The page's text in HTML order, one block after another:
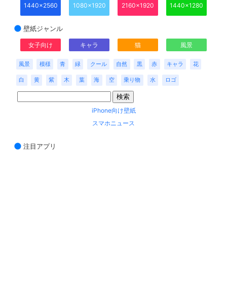
1440x2560
1080x1920
2160x1920
1440x1280
壁紙ジャンル
女子向け キャラ 猫 風景
風景 模様 青 緑 クール 自然 黒 赤 キャラ 花
白 黄 紫 木 葉 海 空 乗り物 水 ロゴ
iPhone向け壁紙
スマホニュース
注目アプリ